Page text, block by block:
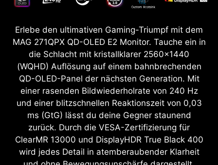
Erlebe den ultimativen Gaming-Triumpf mit dem
MAG 271QPX QD-OLED E2 Monitor. Tauche ein in
die Schlacht mit kristallklarer 2560x1440
(WQHD) Auflösung auf einem bahnbrechenden
QD-OLED-Panel der nächsten Generation. Mit
einer rasenden Bildwiederholrate von 240 Hz
und einer blitzschnellen Reaktionszeit von 0,03
ms (GtG) lässt du deine Gegner staunend
zurück. Durch die VESA-Zertifizierung für
ClearMR 13000 und DisplayHDR True Black 400
wird jedes Detail in atemberaubender Klarheit